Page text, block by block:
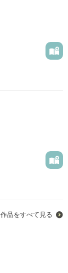
作品をすべて見る